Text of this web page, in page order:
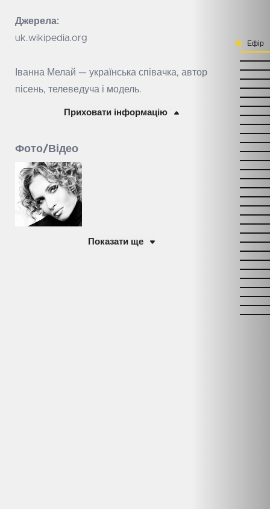
Джерела:
uk.wikipedia.org
Іванна Мелай — українська співачка, автор
пісень, телеведуча і модель.
Приховати інформацію
Фото/Відео
Показати ще
Ефір